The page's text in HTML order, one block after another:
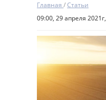
Главная /Статьи
09:00, 29 апреля 2021г,